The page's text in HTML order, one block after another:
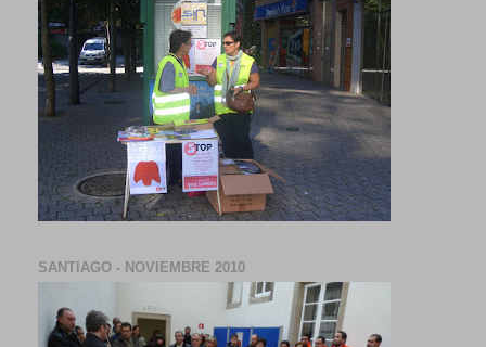
SANTIAGO - NOVIEMBRE 2010